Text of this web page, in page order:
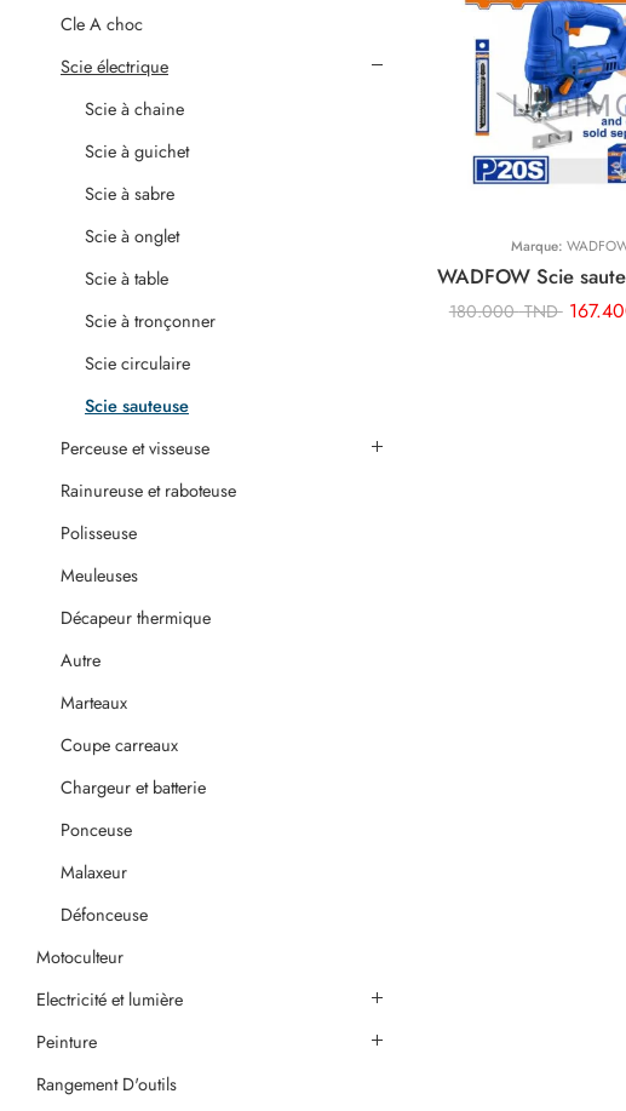
Marque:
180.000TND
Cle A choc
Scie électrique
Scie à chaine
Scie à guichet
Scie à sabre
Scie à onglet
Scie à table
Scie à tronçonner
Scie circulaire
Scie sauteuse
Perceuse et visseuse
Rainureuse et raboteuse
Polisseuse
Meuleuses
Décapeur thermique
Autre
Marteaux
Coupe carreaux
Chargeur et batterie
Ponceuse
Malaxeur
Défonceuse
Motoculteur
Electricité et lumière
Peinture
Rangement D'outils